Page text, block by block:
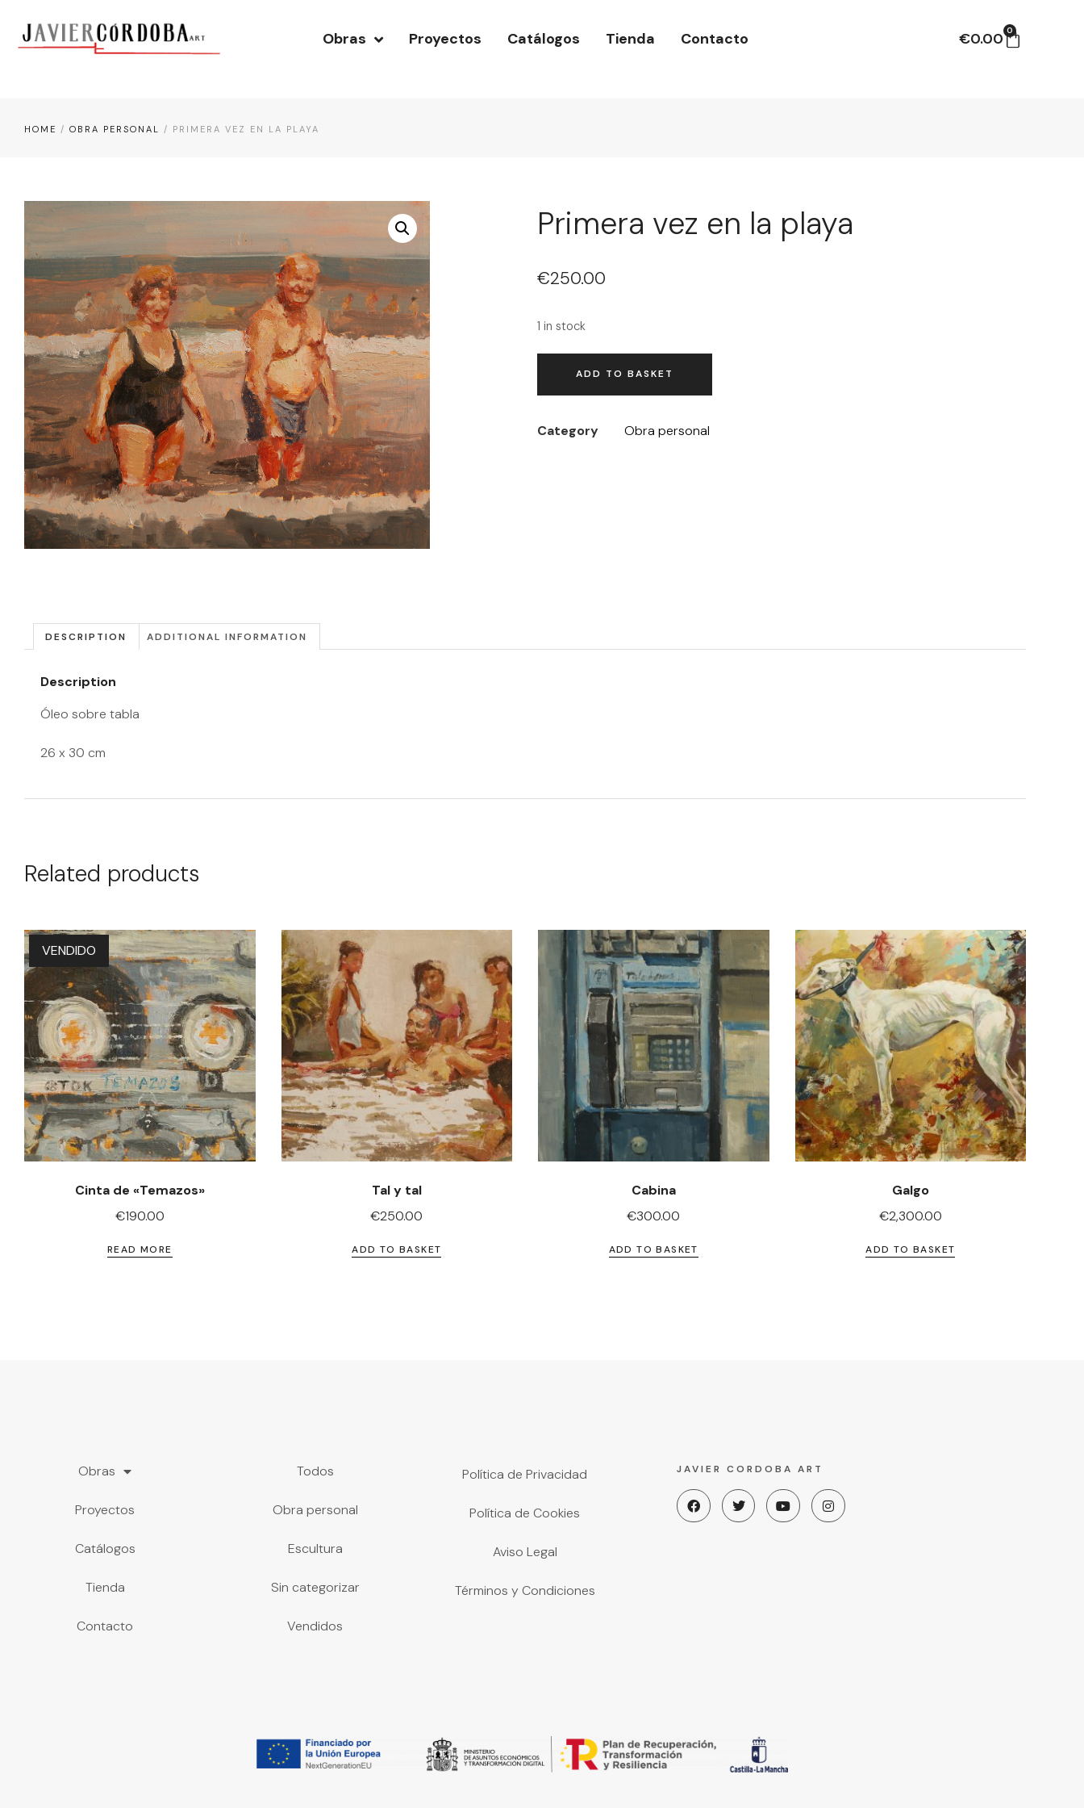
Obras Proyectos Catálogos Tienda Contacto €0.00 0
HOME / OBRA PERSONAL / PRIMERA VEZ EN LA PLAYA
Primera vez en la playa
€250.00
1 in stock
ADD TO BASKET
Category Obra personal
DESCRIPTION ADDITIONAL INFORMATION
Description
Óleo sobre tabla
26 x 30 cm
Related products
VENDIDO
Cinta de «Temazos»
€190.00
READ MORE
Tal y tal
€250.00
ADD TO BASKET
Cabina
€300.00
ADD TO BASKET
Galgo
€2,300.00
ADD TO BASKET
Obras
Proyectos
Catálogos
Tienda
Contacto
Todos
Obra personal
Escultura
Sin categorizar
Vendidos
Política de Privacidad
Política de Cookies
Aviso Legal
Términos y Condiciones
JAVIER CORDOBA ART